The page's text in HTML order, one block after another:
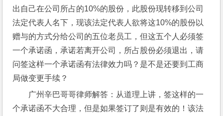
出自己在公司所占的10%的股份，此股份现转移到公司
法定代表人名下，现该法定代表人欲将这10%的股份以
赠与的方式分给公司的五位老员工，但这五个人必须签
一个承诺函，承诺若离开公司，所占股份必须退出，请
问签这样一个承诺函有法律效力吗？是不是还要到工商
局做变更手续？
广州辛巴哥哥律师解答：从道理上讲，签这样的一
个承诺函不大合理，但是如果签订了则是有效的！该法